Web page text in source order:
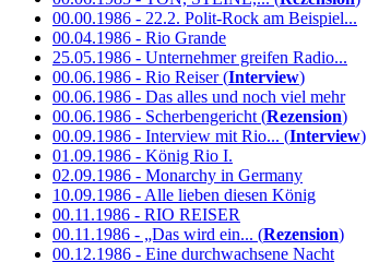
00.00.1986 - 22.2. Polit-Rock am Beispiel...
00.04.1986 - Rio Grande
25.05.1986 - Unternehmer greifen Radio...
00.06.1986 - Rio Reiser (Interview)
00.06.1986 - Das alles und noch viel mehr
00.06.1986 - Scherbengericht (Rezension)
00.09.1986 - Interview mit Rio... (Interview)
01.09.1986 - König Rio I.
02.09.1986 - Monarchy in Germany
10.09.1986 - Alle lieben diesen König
00.11.1986 - RIO REISER
00.11.1986 - „Das wird ein... (Rezension)
00.12.1986 - Eine durchwachsene Nacht